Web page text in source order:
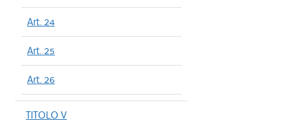
Art. 24
Art. 25
Art. 26
TITOLO V